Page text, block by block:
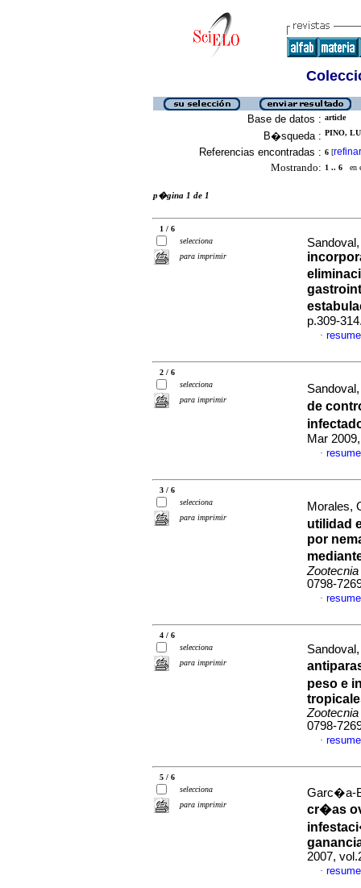
Base de datos : article
B�squeda : PINO,
Referencias encontradas : 6 [refinar
Mostrando: 1 .. 6 en
p�gina 1 de 1
1 / 6
selecciona
para imprimir
p.309-
·
2 / 6
selecciona
para imprimir
de
Mar
·
3 / 6
selecciona
para imprimir
Morales,
utilidad
por
Zootecnia
0798-
·
4 / 6
selecciona
para imprimir
peso e
Zootecnia
0798-
·
5 / 6
selecciona
para imprimir
Garc�a-
cr�as
2007,
·